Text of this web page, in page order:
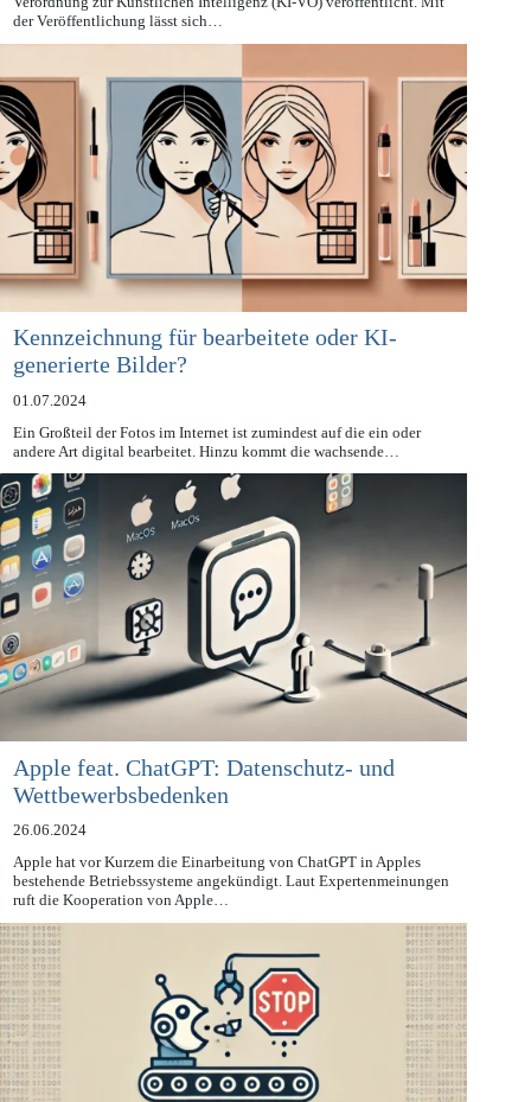
Am 12.07.2024 wurde im Amtsblatt der Europäischen Union die
Verordnung zur Künstlichen Intelligenz (KI-VO) veröffentlicht. Mit
der Veröffentlichung lässt sich…
Kennzeichnung für bearbeitete oder KI-
generierte Bilder?
01.07.2024
Ein Großteil der Fotos im Internet ist zumindest auf die ein oder
andere Art digital bearbeitet. Hinzu kommt die wachsende…
Apple feat. ChatGPT: Datenschutz- und
Wettbewerbsbedenken
26.06.2024
Apple hat vor Kurzem die Einarbeitung von ChatGPT in Apples
bestehende Betriebssysteme angekündigt. Laut Expertenmeinungen
ruft die Kooperation von Apple…